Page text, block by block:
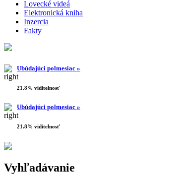
Lovecké videá
Elektronická kniha
Inzercia
Fakty
Ubúdajúci polmesiac »
21.8% viditelnosť
Ubúdajúci polmesiac »
21.8% viditelnosť
Vyhľadávanie